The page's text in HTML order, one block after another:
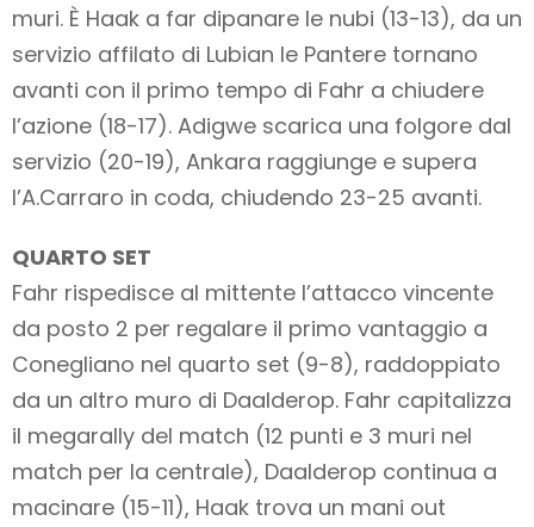
muri. È Haak a far dipanare le nubi (13-13), da un
servizio affilato di Lubian le Pantere tornano
avanti con il primo tempo di Fahr a chiudere
l’azione (18-17). Adigwe scarica una folgore dal
servizio (20-19), Ankara raggiunge e supera
l’A.Carraro in coda, chiudendo 23-25 avanti.
QUARTO SET
Fahr rispedisce al mittente l’attacco vincente
da posto 2 per regalare il primo vantaggio a
Conegliano nel quarto set (9-8), raddoppiato
da un altro muro di Daalderop. Fahr capitalizza
il megarally del match (12 punti e 3 muri nel
match per la centrale), Daalderop continua a
macinare (15-11), Haak trova un mani out